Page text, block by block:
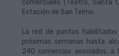
comerciales (Teatro, Santa
Estación de San Telmo.
La red de puntos
próximas semanas hasta
240 comercios asociados, a